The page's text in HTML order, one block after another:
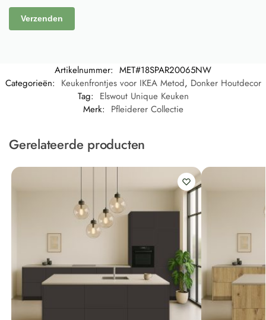
Artikelnummer: MET#18SPAR20065NW
Categorieën: Keukenfrontjes voor IKEA Metod, Donker Houtdecor
Tag: Elswout Unique Keuken
Merk: Pfleiderer Collectie
Gerelateerde producten